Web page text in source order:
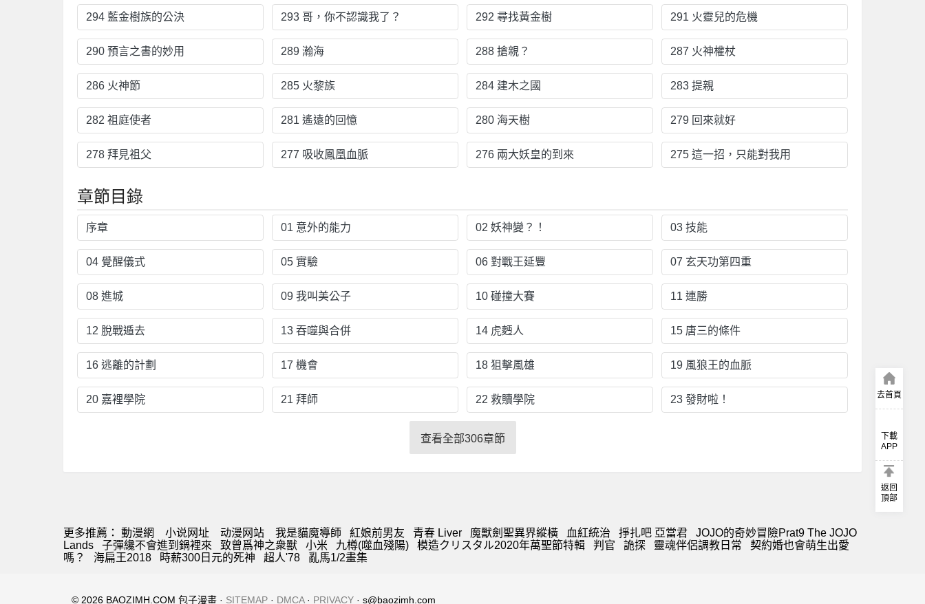
294 藍金樹族的公決 293 哥，你不認識我了？ 292 尋找黃金樹 291 火靈兒的危機
290 預言之書的妙用 289 瀚海 288 搶親？ 287 火神權杖
286 火神節 285 火黎族 284 建木之國 283 提親
282 祖庭使者 281 遙遠的回憶 280 海天樹 279 回來就好
278 拜見祖父 277 吸收鳳凰血脈 276 兩大妖皇的到來 275 這一招，只能對我用
章節目錄
序章 01 意外的能力 02 妖神變？！ 03 技能
04 覺醒儀式 05 實驗 06 對戰王延豐 07 玄天功第四重
08 進城 09 我叫美公子 10 碰撞大賽 11 連勝
12 脫戰遁去 13 吞噬與合併 14 虎麪人 15 唐三的條件
16 逃離的計劃 17 機會 18 狙擊風雄 19 風狼王的血脈
20 嘉裡學院 21 拜師 22 救贖學院 23 發財啦！
查看全部306章節
更多推薦： 動漫網 小说网址 动漫网站 我是貓魔導師 紅娘前男友 青春 Liver 魔獸劍聖異界縱橫 血紅統治 掙扎吧 亞當君
JOJO的奇妙冒險Prat9 The JOJO
Lands
子彈纔不會進到鍋裡來 致曾爲神之衆獸 小米 九樽(噬血殘陽) 模造クリスタル2020年萬聖節特輯 判官 詭探 靈魂伴侶調教日常
契約婚也會萌生出愛
嗎？
海扁王2018 時薪300日元的死神 超人'78 亂馬1/2畫集
去首頁
下載
APP
返回
頂部
© 2026 BAOZIMH.COM 包子漫畫 · SITEMAP · DMCA· PRIVACY · s@baozimh.com